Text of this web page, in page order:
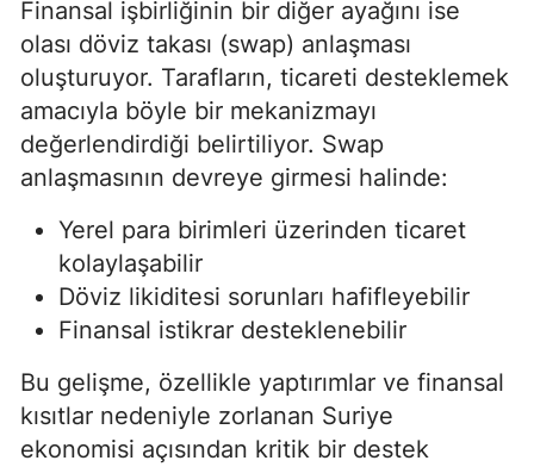
Finansal işbirliğinin bir diğer ayağını ise
olası döviz takası (swap) anlaşması
oluşturuyor. Tarafların, ticareti desteklemek
amacıyla böyle bir mekanizmayı
değerlendirdiği belirtiliyor. Swap
anlaşmasının devreye girmesi halinde:
Yerel para birimleri üzerinden ticaret
kolaylaşabilir
Döviz likiditesi sorunları hafifleyebilir
Finansal istikrar desteklenebilir
Bu gelişme, özellikle yaptırımlar ve finansal
kısıtlar nedeniyle zorlanan Suriye
ekonomisi açısından kritik bir destek